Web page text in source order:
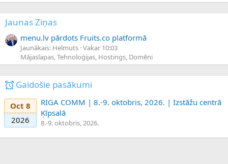
Jaunas Ziņas
menu.lv pārdots Fruits.co platformā
Jaunākais: Helmuts Vakar 10:03
Mājaslapas, Tehnoloģijas, Hostings, Domēni
Gaidošie pasākumi
Oct 8
2026
RIGA COMM | 8.-9. oktobris, 2026. | Izstāžu centrā
Ķīpsalā
8.-9. oktobris, 2026.